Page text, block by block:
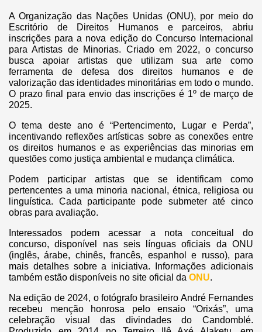
A Organização das Nações Unidas (ONU), por meio do
Escritório de Direitos Humanos e parceiros, abriu
inscrições para a nova edição do Concurso Internacional
para Artistas de Minorias. Criado em 2022, o concurso
busca apoiar artistas que utilizam sua arte como
ferramenta de defesa dos direitos humanos e de
valorização das identidades minoritárias em todo o mundo.
O prazo final para envio das inscrições é 1º de março de
2025.
O tema deste ano é “Pertencimento, Lugar e Perda”,
incentivando reflexões artísticas sobre as conexões entre
os direitos humanos e as experiências das minorias em
questões como justiça ambiental e mudança climática.
Podem participar artistas que se identificam como
pertencentes a uma minoria nacional, étnica, religiosa ou
linguística. Cada participante pode submeter até cinco
obras para avaliação.
Interessados podem acessar a nota conceitual do
concurso, disponível nas seis línguas oficiais da ONU
(inglês, árabe, chinês, francês, espanhol e russo), para
mais detalhes sobre a iniciativa. Informações adicionais
também estão disponíveis no site oficial da ONU.
Na edição de 2024, o fotógrafo brasileiro André Fernandes
recebeu menção honrosa pelo ensaio “Orixás”, uma
celebração visual das divindades do Candomblé.